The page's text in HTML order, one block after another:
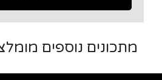
מתכונים נוספים